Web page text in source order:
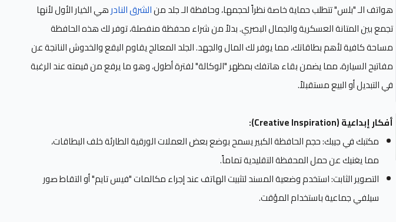
هواتف الـ "بلس" تتطلب حماية خاصة نظراً لحجمها، وحافظة الـ جلد منالشرق النادرهي الخيار الأول لأنها
تجمع بين المتانة العسكرية والجمال البصري. بدلاً من شراء محفظة منفصلة، توفر لك هذه الحافظة
مساحة كافية لأهم بطاقاتك، مما يوفر لك المال والجهد. الجلد المعالج يقاوم البقع والخدوش الناتجة عن
مفاتيح السيارة، مما يضمن بقاء هاتفك بمظهر "الوكالة" لفترة أطول، وهو ما يرفع من قيمته عند الرغبة
في التبديل أو البيع مستقبلاً.
أفكار إبداعية (Creative Inspiration):
مكتبك في جيبك: حجم الحافظة الكبير يسمح بوضع بعض العملات الورقية الطارئة خلف البطاقات،
مما يغنيك عن حمل المحفظة التقليدية تماماً.
التصوير الثابت: استخدم وضعية المسند لتثبيت الهاتف عند إجراء مكالمات "فيس تايم" أو التقاط صور
سيلفي جماعية باستخدام المؤقت.